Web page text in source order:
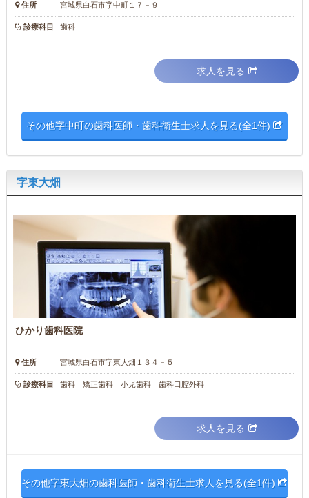
住所 宮城県白石市字中町１７－９
診療科目 歯科
求人を見る
その他字中町の歯科医師・歯科衛生士求人を見る(全1件)
字東大畑
ひかり歯科医院
住所 宮城県白石市字東大畑１３４－５
診療科目 歯科 矯正歯科 小児歯科 歯科口腔外科
求人を見る
その他字東大畑の歯科医師・歯科衛生士求人を見る(全1件)